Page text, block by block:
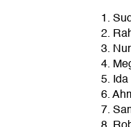
1.
2.
3.
4.
5.
6.
7.